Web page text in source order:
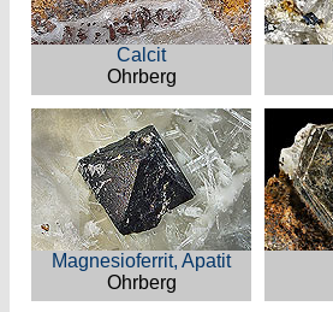
Calcit
Ohrberg
Magnesioferrit, Apatit
Ohrberg